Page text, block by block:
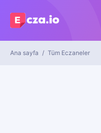
Ana sayfa Tüm Eczaneler